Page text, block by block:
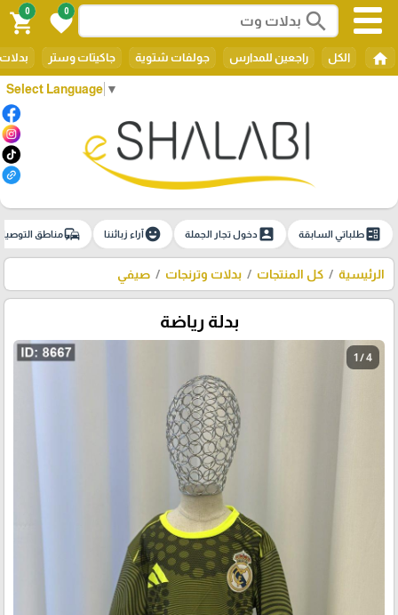
Select Language ▼
search
0
favorite
0
shopping_cart
home الكل راجعين للمدارس جولفات شتوية جاكيتات وستر
ballotطلباتي السابقة account_boxدخول تجار الجملة emoji_emotionsآراء زبائننا commuteمناطق
الرئيسية كل المنتجات بدلات وترنجات صيفي
بدلة رياضة
1 / 4